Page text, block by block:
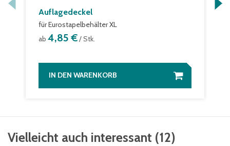
Auflagedeckel
für Eurostapelbehälter XL
ab 4,85 €/ Stk.
IN DEN WARENKORB
Vielleicht auch interessant (12)